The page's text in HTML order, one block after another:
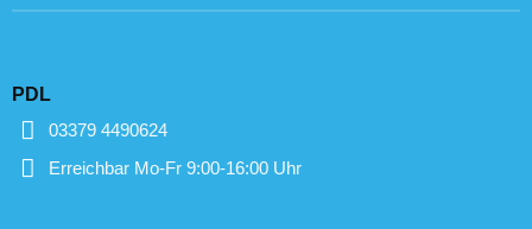
PDL
03379 4490624
Erreichbar Mo-Fr 9:00-16:00 Uhr